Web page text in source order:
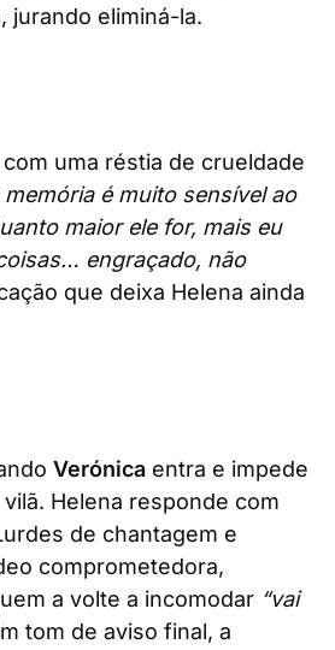
jurando eliminá-la.
uma réstia de crueldade
memória é muito sensível ao
maior ele for, mais eu
engraçado, não
que deixa Helena ainda
Verónica entra e impede
Helena responde com
de chantagem e
comprometedora,
a volte a incomodar “vai
tom de aviso final, a